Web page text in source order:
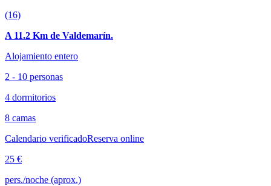
(16)
A 11.2 Km de Valdemarín.
Alojamiento entero
2 - 10 personas
4 dormitorios
8 camas
Calendario verificadoReserva online
25 €
pers./noche (aprox.)